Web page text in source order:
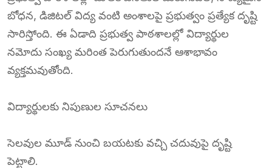
బోధన, డిజిటల్ విద్య వంటి అంశాలపై ప్రభుత్వం ప్రత్యేక దృష్టి
సారిస్తోంది. ఈ ఏడాది ప్రభుత్వ పాఠశాలల్లో విద్యార్థుల
నమోదు సంఖ్య మరింత పెరుగుతుందనే ఆశాభావం
వ్యక్తమవుతోంది.
విద్యార్థులకు నిపుణుల సూచనలు
సెలవుల మూడ్ నుంచి బయటకు వచ్చి చదువుపై దృష్టి
పెట్టాలి.